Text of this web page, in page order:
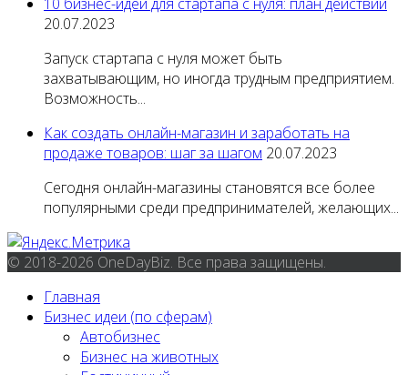
20.07.2023
Запуск стартапа с нуля может быть
захватывающим, но иногда трудным предприятием.
Возможность...
Как создать онлайн-магазин и заработать на
продаже товаров: шаг за шагом 20.07.2023
Сегодня онлайн-магазины становятся все более
популярными среди предпринимателей, желающих...
© 2018-2026 OneDayBiz. Все права защищены.
Главная
Бизнес идеи (по сферам)
Автобизнес
Бизнес на животных